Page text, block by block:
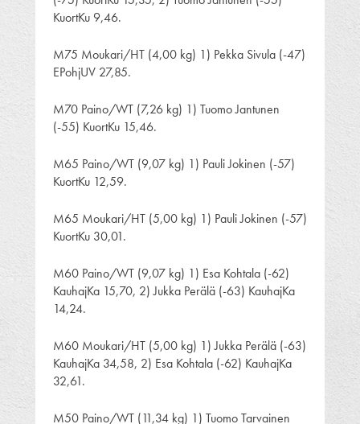
KuortKu 9,46.
M75 Moukari/HT (4,00 kg) 1) Pekka Sivula (-47)
EPohjUV 27,85.
M70 Paino/WT (7,26 kg) 1) Tuomo Jantunen
(-55) KuortKu 15,46.
M65 Paino/WT (9,07 kg) 1) Pauli Jokinen (-57)
KuortKu 12,59.
M65 Moukari/HT (5,00 kg) 1) Pauli Jokinen (-57)
KuortKu 30,01.
M60 Paino/WT (9,07 kg) 1) Esa Kohtala (-62)
KauhajKa 15,70, 2) Jukka Perälä (-63) KauhajKa
14,24.
M60 Moukari/HT (5,00 kg) 1) Jukka Perälä (-63)
KauhajKa 34,58, 2) Esa Kohtala (-62) KauhajKa
32,61.
M50 Paino/WT (11,34 kg) 1) Tuomo Tarvainen